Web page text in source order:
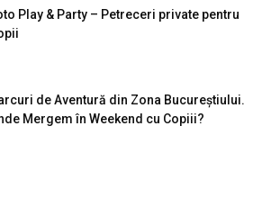
Play & Party – Petreceri private pentru
de Aventură din Zona Bucureştiului.
Mergem în Weekend cu Copiii?